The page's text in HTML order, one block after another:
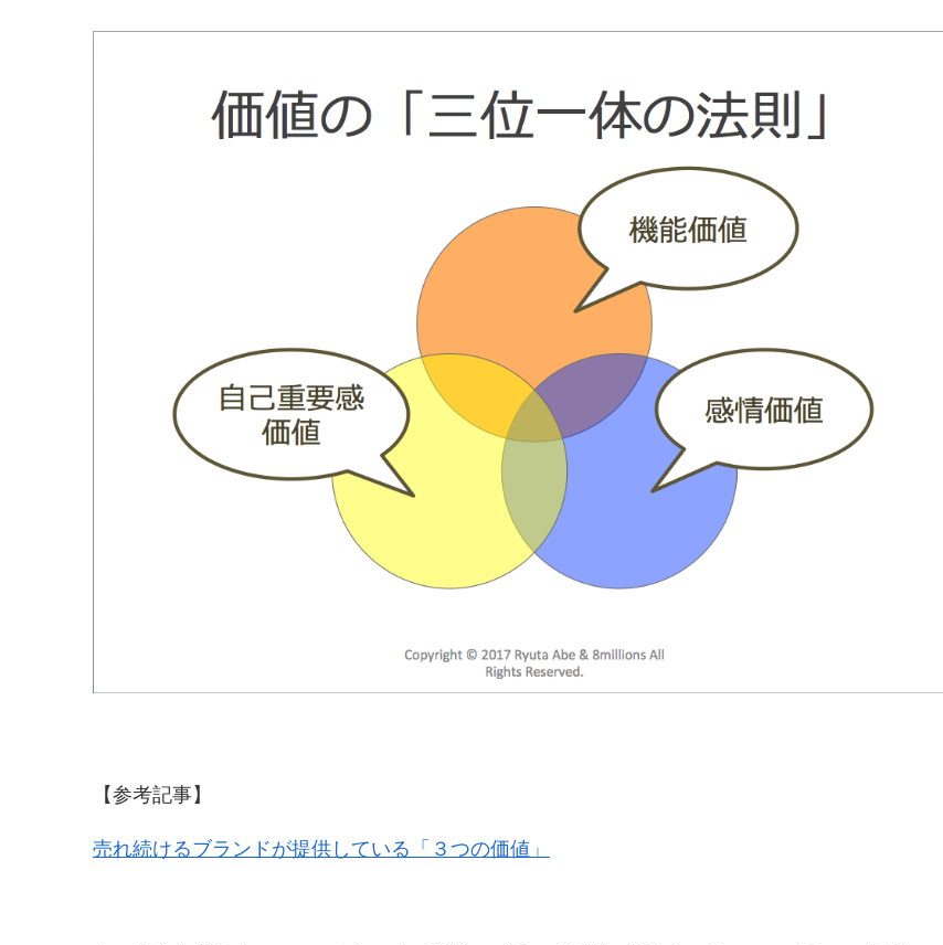
【参考記事】
売れ続けるブランドが提供している「３つの価値」